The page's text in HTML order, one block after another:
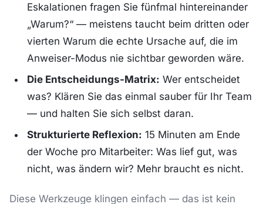
Eskalationen fragen Sie fünfmal hintereinander
„Warum?“ — meistens taucht beim dritten oder
vierten Warum die echte Ursache auf, die im
Anweiser-Modus nie sichtbar geworden wäre.
Die Entscheidungs-Matrix: Wer entscheidet
was? Klären Sie das einmal sauber für Ihr Team
— und halten Sie sich selbst daran.
Strukturierte Reflexion: 15 Minuten am Ende
der Woche pro Mitarbeiter: Was lief gut, was
nicht, was ändern wir? Mehr braucht es nicht.
Diese Werkzeuge klingen einfach — das ist kein